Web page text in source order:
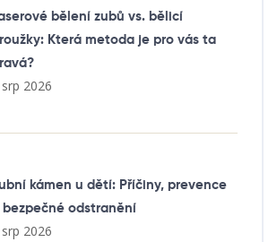
bělení zubů vs. bělicí
Která metoda je pro vás ta
2026
kámen u dětí: Příčiny, prevence
bezpečné odstranění
2026